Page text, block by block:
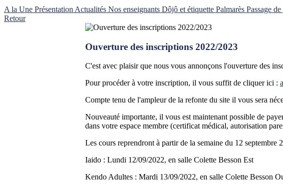
A la Une Présentation Actualités Nos enseignants Dôjô et étiquette Palmarès Passage
Retour
Ouverture des inscriptions 2022/2023
C'est avec plaisir que nous vous annonçons l'ouverture des
Pour procéder à votre inscription, il vous suffit de cliquer ici :
Compte tenu de l'ampleur de la refonte du site il vous sera
Nouveauté importante, il vous est maintenant possible de
dans votre espace membre (certificat médical, autorisation
Les cours reprendront à partir de la semaine du 12 septembre
Iaido : Lundi 12/09/2022, en salle Colette Besson Est
Kendo Adultes : Mardi 13/09/2022, en salle Colette Besson